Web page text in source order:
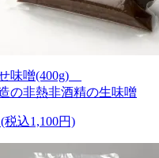
味噌(400g)
の非熱非酒精の生味噌
税込1,100円)